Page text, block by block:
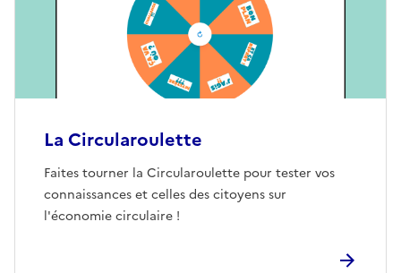
La Circularoulette
Faites tourner la Circularoulette pour tester vos
connaissances et celles des citoyens sur
l'économie circulaire !